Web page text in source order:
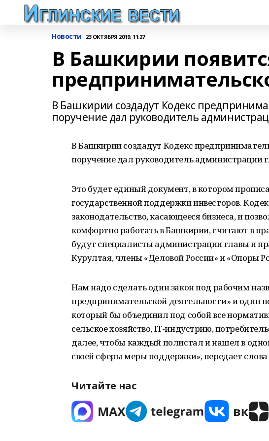
Новости 23 ОКТЯБРЯ 2019, 11:27
В Башкирии
В Башкирии создадут Кодекс
поручение дал руководитель
В Башкирии создадут Кодекс
поручение дал руководитель администрации
Это будет единый документ, в котором
государственной поддержки инвесторов.
законодательство, касающееся бизнеса, и
комфортно работать в Башкирии, считают в
будут специалисты администрации главы и
Курултая, члены «Деловой России» и «Опоры
Нам надо сделать один закон под рабочим
предпринимательской деятельности» и один
который бы объединил под собой все
сельское хозяйство, IT-индустрию,
далее, чтобы каждый полистал и нашел в
своей сферы меры поддержки», передает
Читайте нас